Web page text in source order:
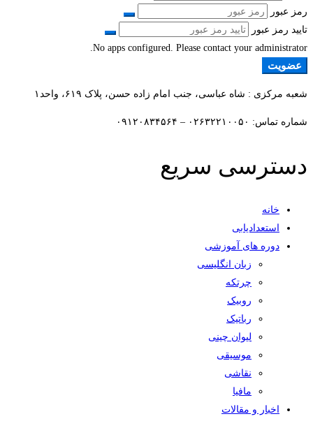
رمز عبور
تایید رمز عبور
No apps configured. Please contact your administrator.
عضویت
شعبه مرکزی : شاه عباسی، جنب امام زاده حسن، پلاک ۶۱۹، واحد۱​
شماره تماس: ۰۲۶۳۲۲۱۰۰۵۰ – ۰۹۱۲۰۸۳۴۵۶۴
دسترسی سریع
خانه
استعدادیابی
دوره های آموزشی
زبان انگلیسی
چرتکه
روبیک
رباتیک
لیوان چینی
موسیقی
نقاشی
مافیا
اخبار و مقالات